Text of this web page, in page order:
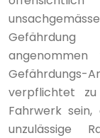
verpflichtet
Fahrwerk
unzulässige